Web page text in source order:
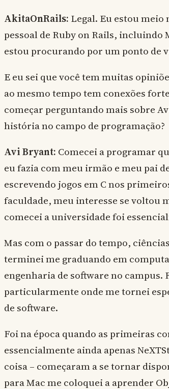
AkitaOnRails: Legal. Eu estou
pessoal de Ruby on Rails, incluindo
estou procurando por um ponto de
E eu sei que você tem muitas
ao mesmo tempo tem conexões
começar perguntando mais sobre
história no campo de programação?
Avi Bryant: Comecei a programar
eu fazia com meu irmão e meu pai
escrevendo jogos em C nos
faculdade, meu interesse se voltou
comecei a universidade foi
Mas com o passar do tempo,
terminei me graduando em
engenharia de software no
particularmente onde me tornei
de software.
Foi na época quando as primeiras
essencialmente ainda apenas
coisa – começaram a se tornar
para Mac me coloquei a aprender